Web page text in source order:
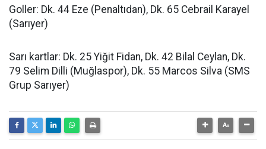
Goller: Dk. 44 Eze (Penaltıdan), Dk. 65 Cebrail Karayel
(Sarıyer)
Sarı kartlar: Dk. 25 Yiğit Fidan, Dk. 42 Bilal Ceylan, Dk.
79 Selim Dilli (Muğlaspor), Dk. 55 Marcos Silva (SMS
Grup Sarıyer)